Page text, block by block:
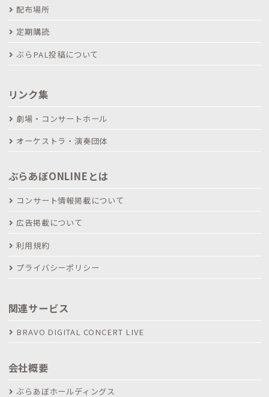
配布場所
定期購読
ぶらPAL投稿について
リンク集
劇場・コンサートホール
オーケストラ・演奏団体
ぶらあぼONLINEとは
コンサート情報掲載について
広告掲載について
利用規約
プライバシーポリシー
関連サービス
BRAVO DIGITAL CONCERT LIVE
会社概要
ぶらあぼホールディングス